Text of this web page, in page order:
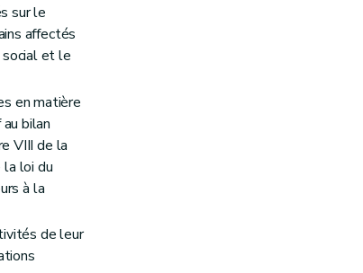
sur le
affectés
et le
en matière
bilan
VIII de la
loi du
à la
de leur